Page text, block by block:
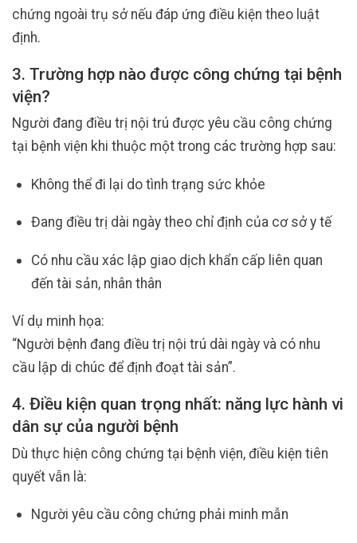
chứng ngoài trụ sở nếu đáp ứng điều kiện theo luật
định.
3. Trường hợp nào được công chứng tại bệnh
viện?
Người đang điều trị nội trú được yêu cầu công chứng
tại bệnh viện khi thuộc một trong các trường hợp sau:
Không thể đi lại do tình trạng sức khỏe
Đang điều trị dài ngày theo chỉ định của cơ sở y tế
Có nhu cầu xác lập giao dịch khẩn cấp liên quan
đến tài sản, nhân thân
Ví dụ minh họa:
“Người bệnh đang điều trị nội trú dài ngày và có nhu
cầu lập di chúc để định đoạt tài sản”.
4. Điều kiện quan trọng nhất: năng lực hành vi
dân sự của người bệnh
Dù thực hiện công chứng tại bệnh viện, điều kiện tiên
quyết vẫn là:
Người yêu cầu công chứng phải minh mẫn